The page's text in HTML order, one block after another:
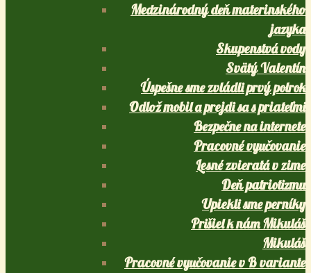
Medzinárodný deň materinského
jazyka
Skupenstvá vody
Svätý Valentín
Úspešne sme zvládli prvý polrok
Odlož mobil a prejdi sa s priateľmi
Bezpečne na internete
Pracovné vyučovanie
Lesné zvieratá v zime
Deň patriotizmu
Upiekli sme perníky
Prišiel k nám Mikuláš
Mikuláš
Pracovné vyučovanie v B variante